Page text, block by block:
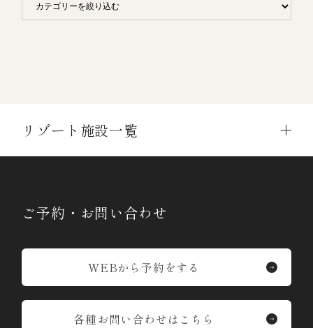
リゾート施設一覧
ご予約・お問い合わせ
WEBから予約をする
各種お問い合わせはこちら